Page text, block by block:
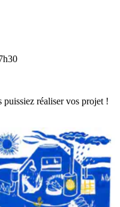
réaliser vos projet !